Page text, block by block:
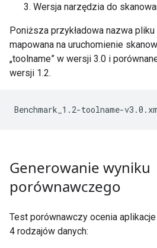
Wersja narzędzia do
Poniższa przykładowa nazwa
mapowana na uruchomienie
„toolname” w wersji 3.0 i
wersji 1.2.
Benchmark_1.2-toolname-
Generowanie wyniku
porównawczego
Test porównawczy ocenia
4 rodzajów danych: